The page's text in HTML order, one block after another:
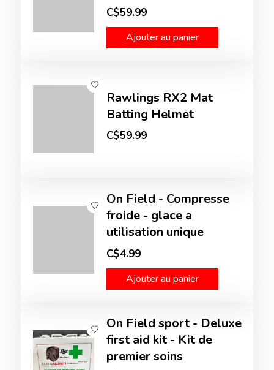
C$59.99
Ajouter au panier
Rawlings RX2 Mat
Batting Helmet
C$59.99
On Field - Compresse
froide - glace a
utilisation unique
C$4.99
Ajouter au panier
On Field sport - Deluxe
first aid kit - Kit de
premier soins